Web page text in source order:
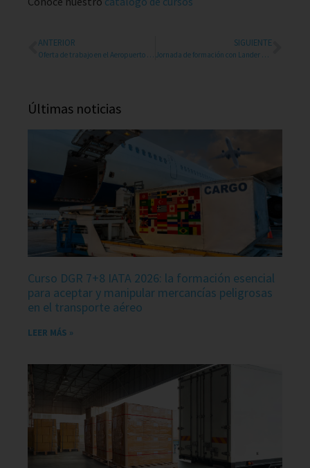
ANTERIOR
Oferta de trabajo en el Aeropuerto de Madrid
SIGUIENTE
Jornada de formación con Lander Training Solutions
Últimas noticias
Curso DGR 7+8 IATA 2026: la formación esencial
para aceptar y manipular mercancías peligrosas
en el transporte aéreo
LEER MÁS »